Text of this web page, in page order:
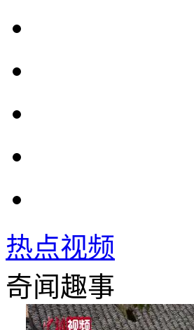
热点视频
奇闻趣事